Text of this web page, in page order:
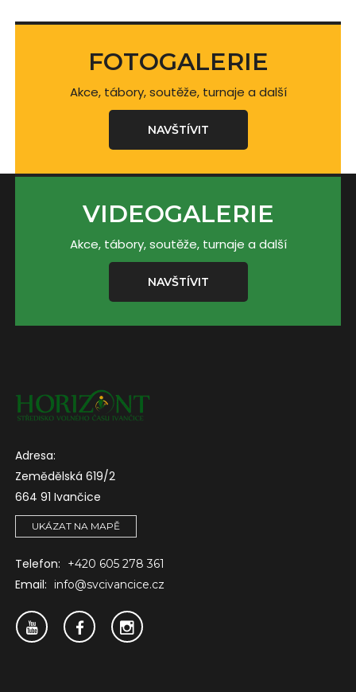
FOTOGALERIE
Akce, tábory, soutěže, turnaje a další
NAVŠTÍVIT
VIDEOGALERIE
Akce, tábory, soutěže, turnaje a další
NAVŠTÍVIT
Adresa:
Zemědělská 619/2
664 91 Ivančice
UKÁZAT NA MAPĚ
Telefon: +420 605 278 361
Email: info@svcivancice.cz